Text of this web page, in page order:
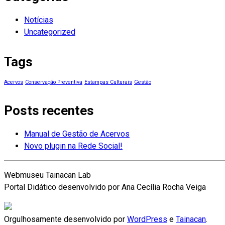
Notícias
Uncategorized
Tags
Acervos Conservação Preventiva Estampas Culturais Gestão
Posts recentes
Manual de Gestão de Acervos
Novo plugin na Rede Social!
Webmuseu Tainacan Lab
Portal Didático desenvolvido por Ana Cecília Rocha Veiga
Orgulhosamente desenvolvido por WordPress e Tainacan.